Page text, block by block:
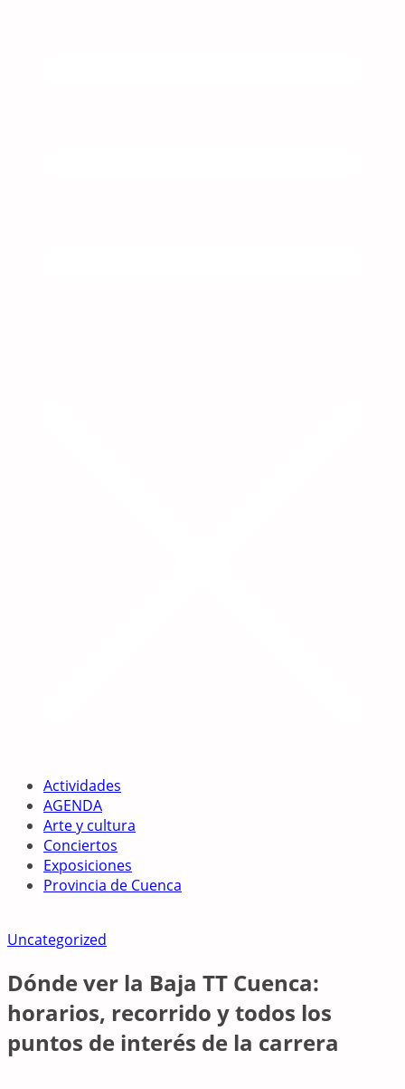
Actividades
AGENDA
Arte y cultura
Conciertos
Exposiciones
Provincia de Cuenca
Uncategorized
Dónde ver la Baja TT Cuenca:
horarios, recorrido y todos los
puntos de interés de la carrera